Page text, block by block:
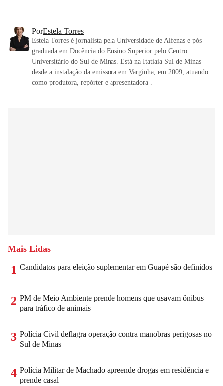
PorEstela Torres
Estela Torres é jornalista pela Universidade de Alfenas e pós
graduada em Docência do Ensino Superior pelo Centro
Universitário do Sul de Minas. Está na Itatiaia Sul de Minas
desde a instalação da emissora em Varginha, em 2009, atuando
como produtora, repórter e apresentadora .
Mais Lidas
1 Candidatos para eleição suplementar em Guapé são definidos
2 PM de Meio Ambiente prende homens que usavam ônibus
para tráfico de animais
3 Polícia Civil deflagra operação contra manobras perigosas no
Sul de Minas
4 Polícia Militar de Machado apreende drogas em residência e
prende casal